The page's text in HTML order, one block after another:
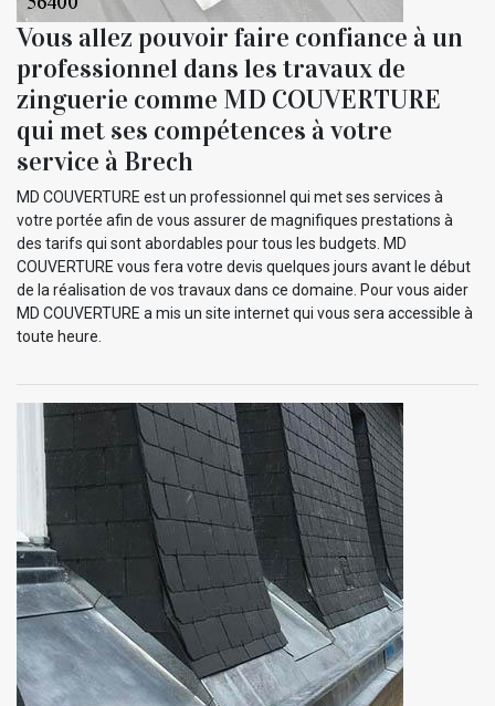
Vous allez pouvoir faire confiance à un
professionnel dans les travaux de
zinguerie comme MD COUVERTURE
qui met ses compétences à votre
service à Brech
MD COUVERTURE est un professionnel qui met ses services à
votre portée afin de vous assurer de magnifiques prestations à
des tarifs qui sont abordables pour tous les budgets. MD
COUVERTURE vous fera votre devis quelques jours avant le début
de la réalisation de vos travaux dans ce domaine. Pour vous aider
MD COUVERTURE a mis un site internet qui vous sera accessible à
toute heure.